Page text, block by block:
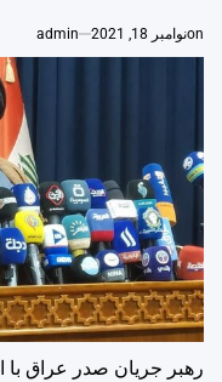
onنوامبر 18, 2021 admin
رهبر جریان صدر عراق با